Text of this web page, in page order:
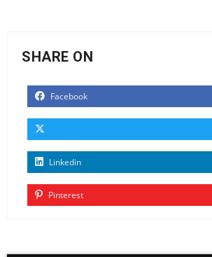
SHARE ON
Facebook
Linkedin
Pinterest